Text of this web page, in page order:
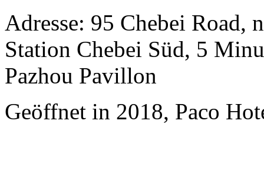
Adresse: 95 Chebei Road,
Station Chebei Süd, 5
Pazhou Pavillon
Geöffnet in 2018, Paco